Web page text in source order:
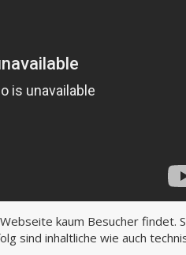
kaum Besucher findet.
sind inhaltliche wie auch